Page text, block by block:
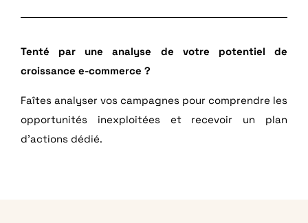
Tenté par une analyse de votre potentiel de
croissance e-commerce ?
Faîtes analyser vos campagnes pour comprendre les
opportunités inexploitées et recevoir un plan
d’actions dédié.